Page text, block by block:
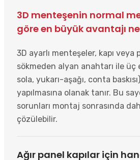
3D menteşenin normal
göre en büyük avantajı
3D ayarlı menteşeler, kapı veya
sökmeden alyan anahtarı ile üç
sola, yukarı-aşağı, conta
yapılmasına olanak tanır. Bu
sorunları montaj sonrasında
çözülebilir.
Ağır panel kapılar için